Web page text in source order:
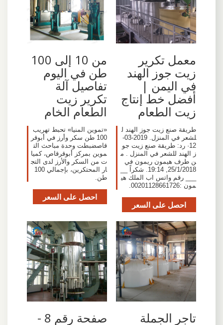
معمل تكرير
زيت جوز الهند
في اليمن |
أفضل خط إنتاج
زيت الطعام
طريقة صنع زيت جوز الهند ل
لشعر في المنزل. 2019-03-
12· رد: طريقة صنع زيت جو
ز الهند للشعر في المنزل . م
ن طرف هيمون ريمون في
25/1/2018, 19:14. شكراً __
___ رقم واتس اب الملك هي
مون :00201128661726.
احصل على السعر
من 10 إلى 100
طن في اليوم
تفاصيل آلة
تكرير زيت
الطعام الخام
«تموين المنيا» تحبط تهريب
100 طن سكر وأرز في أبوقر
قاصضبطت وحدة مباحث الت
موين بمركز أبوقرقاص، كميا
ت من السكر والأرز لدى التج
ار المحتكرين، بإجمالي 100
طن.
احصل على السعر
تاجر الجملة صفحة رقم 8 -